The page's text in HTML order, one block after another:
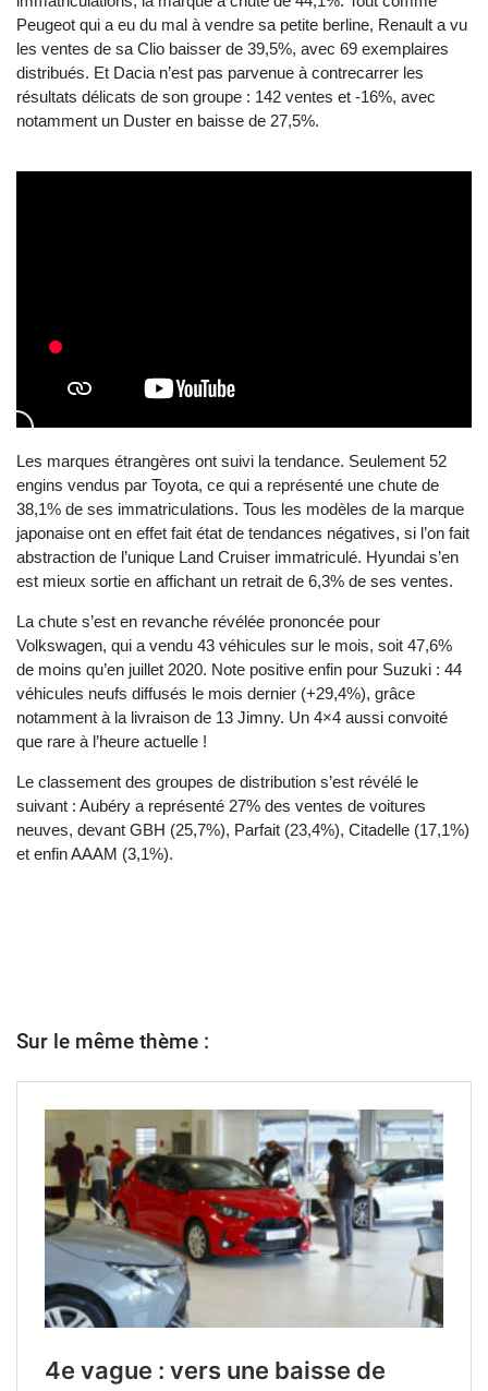
Peugeot qui a eu du mal à vendre sa petite berline, Renault a vu
les ventes de sa Clio baisser de 39,5%, avec 69 exemplaires
distribués. Et Dacia n’est pas parvenue à contrecarrer les
résultats délicats de son groupe : 142 ventes et -16%, avec
notamment un Duster en baisse de 27,5%.
Les marques étrangères ont suivi la tendance. Seulement 52
engins vendus par Toyota, ce qui a représenté une chute de
38,1% de ses immatriculations. Tous les modèles de la marque
japonaise ont en effet fait état de tendances négatives, si l’on fait
abstraction de l’unique Land Cruiser immatriculé. Hyundai s’en
est mieux sortie en affichant un retrait de 6,3% de ses ventes.
La chute s’est en revanche révélée prononcée pour
Volkswagen, qui a vendu 43 véhicules sur le mois, soit 47,6%
de moins qu’en juillet 2020. Note positive enfin pour Suzuki : 44
véhicules neufs diffusés le mois dernier (+29,4%), grâce
notamment à la livraison de 13 Jimny. Un 4×4 aussi convoité
que rare à l’heure actuelle !
Le classement des groupes de distribution s’est révélé le
suivant : Aubéry a représenté 27% des ventes de voitures
neuves, devant GBH (25,7%), Parfait (23,4%), Citadelle (17,1%)
et enfin AAAM (3,1%).
Sur le même thème :